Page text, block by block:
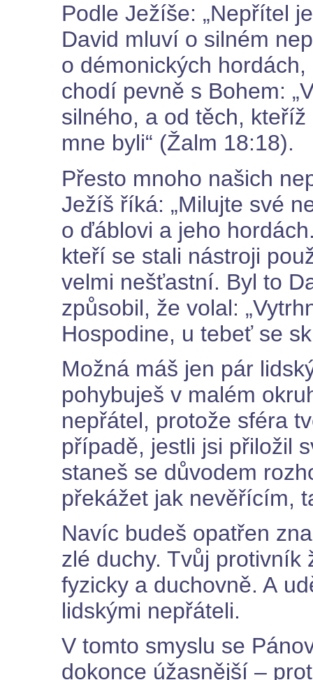
Podle Ježíše: „Nepřítel
David mluví o silném
o démonických
chodí pevně s Bohem:
silného, a od těch,
mne byli“ (Žalm 18:18).
Přesto mnoho našich
Ježíš říká: „Milujte své
o ďáblovi a jeho
kteří se stali nástroji
velmi nešťastní. Byl to
způsobil, že volal:
Hospodine, u tebeť se
Možná máš jen pár
pohybuješ v malém
nepřátel, protože sféra
případě, jestli jsi přiložil
staneš se důvodem
překážet jak nevěřícím,
Navíc budeš opatřen
zlé duchy. Tvůj protivník
fyzicky a duchovně. A
lidskými nepřáteli.
V tomto smyslu se
dokonce úžasnější –